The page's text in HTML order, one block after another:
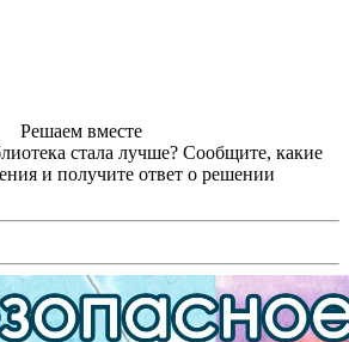
Решаем вместе
стала лучше? Сообщите, какие
и получите ответ о решении